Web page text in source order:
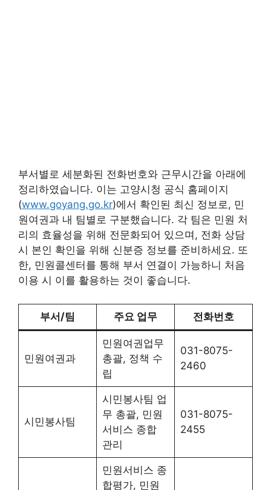
부서별로 세분화된 전화번호와 근무시간을 아래에
정리하였습니다. 이는 고양시청 공식 홈페이지
(www.goyang.go.kr)에서 확인된 최신 정보로, 민
원여권과 내 팀별로 구분했습니다. 각 팀은 민원 처
리의 효율성을 위해 전문화되어 있으며, 전화 상담
시 본인 확인을 위해 신분증 정보를 준비하세요. 또
한, 민원콜센터를 통해 부서 연결이 가능하니 처음
이용 시 이를 활용하는 것이 좋습니다.
부서/팀 주요 업무 전화번호
민원여권과
민원여권업무
총괄, 정책 수
립
031-8075-
2460
시민봉사팀
시민봉사팀 업
무 총괄, 민원
서비스 종합
관리
031-8075-
2455
민원서비스 종
합평가, 민원